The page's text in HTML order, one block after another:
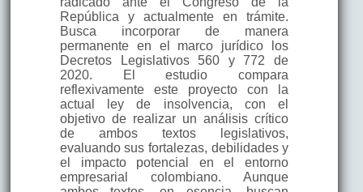
República y actualmente en trámite.
Busca incorporar de manera
permanente en el marco jurídico los
Decretos Legislativos 560 y 772 de
2020. El estudio compara
reflexivamente este proyecto con la
actual ley de insolvencia, con el
objetivo de realizar un análisis crítico
de ambos textos legislativos,
evaluando sus fortalezas, debilidades y
el impacto potencial en el entorno
empresarial colombiano. Aunque